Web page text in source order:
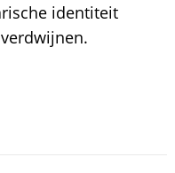
identiteit